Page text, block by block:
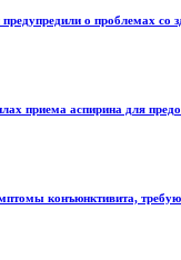
о проблемах со
приема аспирина для
конъюнктивита,